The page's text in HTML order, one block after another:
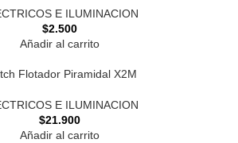
E ILUMINACION
$2.500
Añadir al carrito
Flotador Piramidal X2M
E ILUMINACION
$21.900
Añadir al carrito